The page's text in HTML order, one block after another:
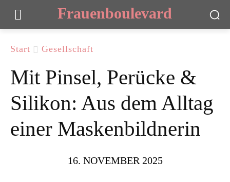
Frauenboulevard
Start Gesellschaft
Mit Pinsel, Perücke &
Silikon: Aus dem Alltag
einer Maskenbildnerin
16. NOVEMBER 2025